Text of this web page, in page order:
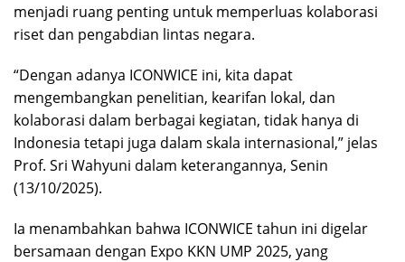
menjadi ruang penting untuk memperluas kolaborasi
riset dan pengabdian lintas negara.
“Dengan adanya ICONWICE ini, kita dapat
mengembangkan penelitian, kearifan lokal, dan
kolaborasi dalam berbagai kegiatan, tidak hanya di
Indonesia tetapi juga dalam skala internasional,” jelas
Prof. Sri Wahyuni dalam keterangannya, Senin
(13/10/2025).
Ia menambahkan bahwa ICONWICE tahun ini digelar
bersamaan dengan Expo KKN UMP 2025, yang